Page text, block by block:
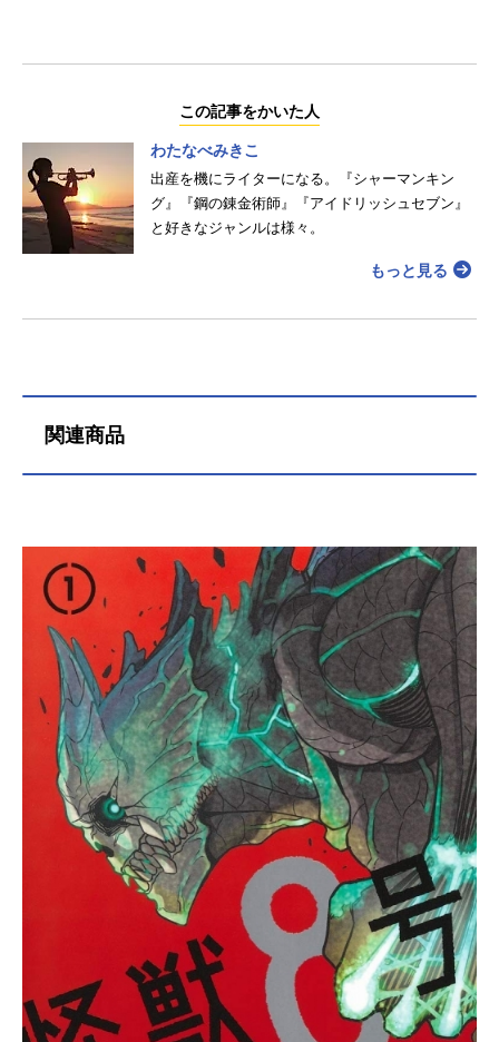
この記事をかいた人
わたなべみきこ
出産を機にライターになる。『シャーマンキン
グ』『鋼の錬金術師』『アイドリッシュセブン』
と好きなジャンルは様々。
もっと見る
関連商品